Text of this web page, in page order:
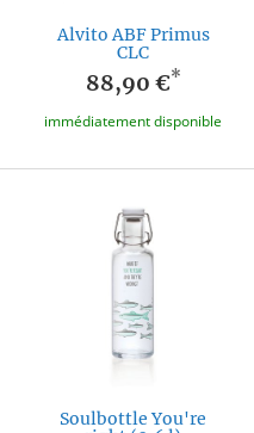
Alvito ABF Primus
CLC
88,90 €*
immédiatement disponible
Soulbottle You're